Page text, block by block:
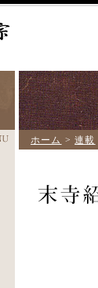
ホーム >連載